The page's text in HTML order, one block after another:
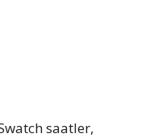
saatler,